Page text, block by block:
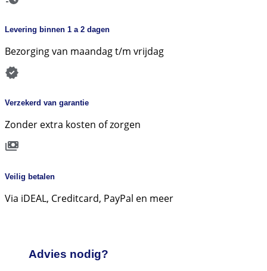
Levering binnen 1 a 2 dagen
Bezorging van maandag t/m vrijdag
Verzekerd van garantie
Zonder extra kosten of zorgen
Veilig betalen
Via iDEAL, Creditcard, PayPal en meer
Advies nodig?